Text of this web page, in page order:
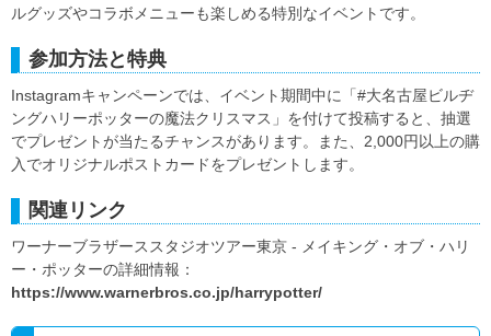
ルグッズやコラボメニューも楽しめる特別なイベントです。
参加方法と特典
Instagramキャンペーンでは、イベント期間中に「#大名古屋ビルヂ
ングハリーポッターの魔法クリスマス」を付けて投稿すると、抽選
でプレゼントが当たるチャンスがあります。また、2,000円以上の購
入でオリジナルポストカードをプレゼントします。
関連リンク
ワーナーブラザーススタジオツアー東京 - メイキング・オブ・ハリ
ー・ポッターの詳細情報：
https://www.warnerbros.co.jp/harrypotter/